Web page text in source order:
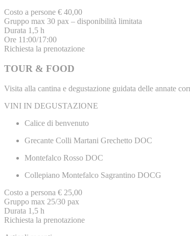
Costo a persone € 40,00
Gruppo max 30 pax – disponibilità limitata
Durata 1,5 h
Ore 11:00/17:00
Richiesta la prenotazione
TOUR & FOOD
Visita alla cantina e degustazione guidata delle annate
VINI IN DEGUSTAZIONE
Calice di benvenuto
Grecante Colli Martani Grechetto DOC
Montefalco Rosso DOC
Collepiano Montefalco Sagrantino DOCG
Costo a persona € 25,00
Gruppo max 25/30 pax
Durata 1,5 h
Richiesta la prenotazione